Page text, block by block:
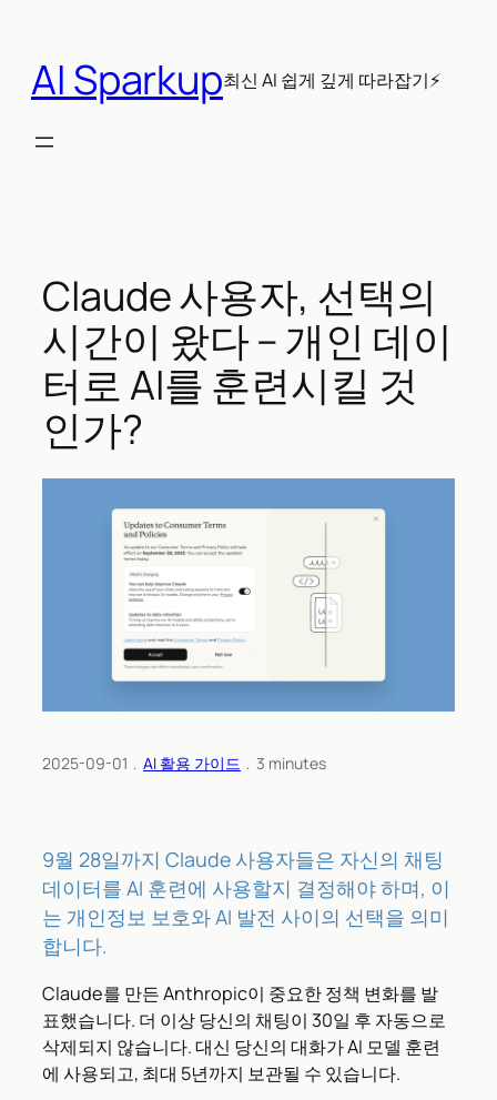
AI Sparkup최신 AI 쉽게 깊게 따라잡기⚡
Claude 사용자, 선택의
시간이 왔다 – 개인 데이
터로 AI를 훈련시킬 것
인가?
2025-09-01 ﹒ AI 활용 가이드 ﹒ 3 minutes
9월 28일까지 Claude 사용자들은 자신의 채팅
데이터를 AI 훈련에 사용할지 결정해야 하며, 이
는 개인정보 보호와 AI 발전 사이의 선택을 의미
합니다.
Claude를 만든 Anthropic이 중요한 정책 변화를 발
표했습니다. 더 이상 당신의 채팅이 30일 후 자동으로
삭제되지 않습니다. 대신 당신의 대화가 AI 모델 훈련
에 사용되고, 최대 5년까지 보관될 수 있습니다.